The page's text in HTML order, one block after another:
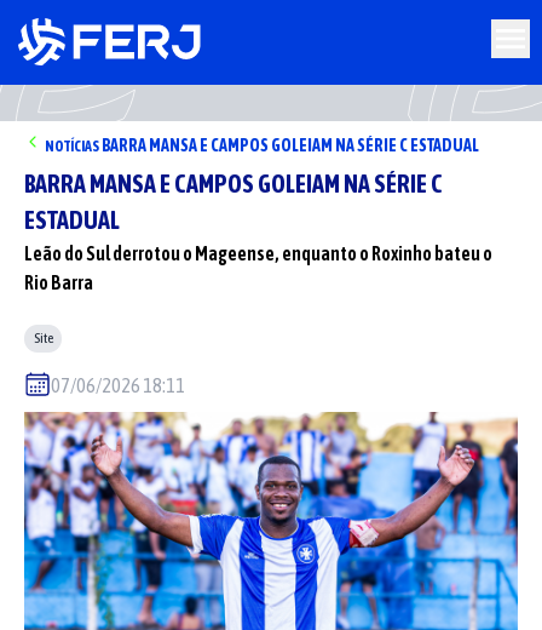
NOTÍCIAS BARRA MANSA E CAMPOS GOLEIAM NA SÉRIE C ESTADUAL
BARRA MANSA E CAMPOS GOLEIAM NA SÉRIE C
ESTADUAL
Leão do Sul derrotou o Mageense, enquanto o Roxinho bateu o
Rio Barra
Site
07/06/2026 18:11